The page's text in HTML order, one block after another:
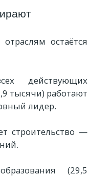
остаётся
действующих
тысячи) работают
лидер.
строительство —
(29,5